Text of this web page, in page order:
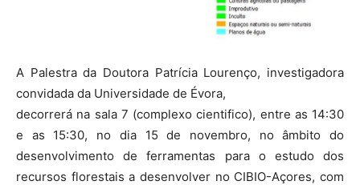
A Palestra da Doutora Patrícia Lourenço, investigadora
convidada da Universidade de Évora,
decorrerá na sala 7 (complexo cientifico), entre as 14:30
e as 15:30, no dia 15 de novembro, no âmbito do
desenvolvimento de ferramentas para o estudo dos
recursos florestais a desenvolver no CIBIO-Açores, com